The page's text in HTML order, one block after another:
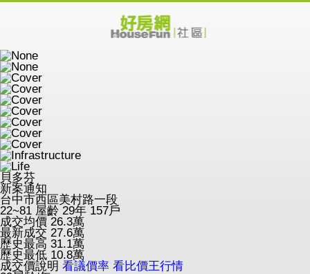
貝多芬
新案通知
台中市西區美村路一段
22~81 屋齡 29年 157戶
成交均價 26.3萬
最新成交 27.6萬
歷史最高 31.1萬
歷史最低 10.8萬
成交價說明 看議價率 看比價王行情